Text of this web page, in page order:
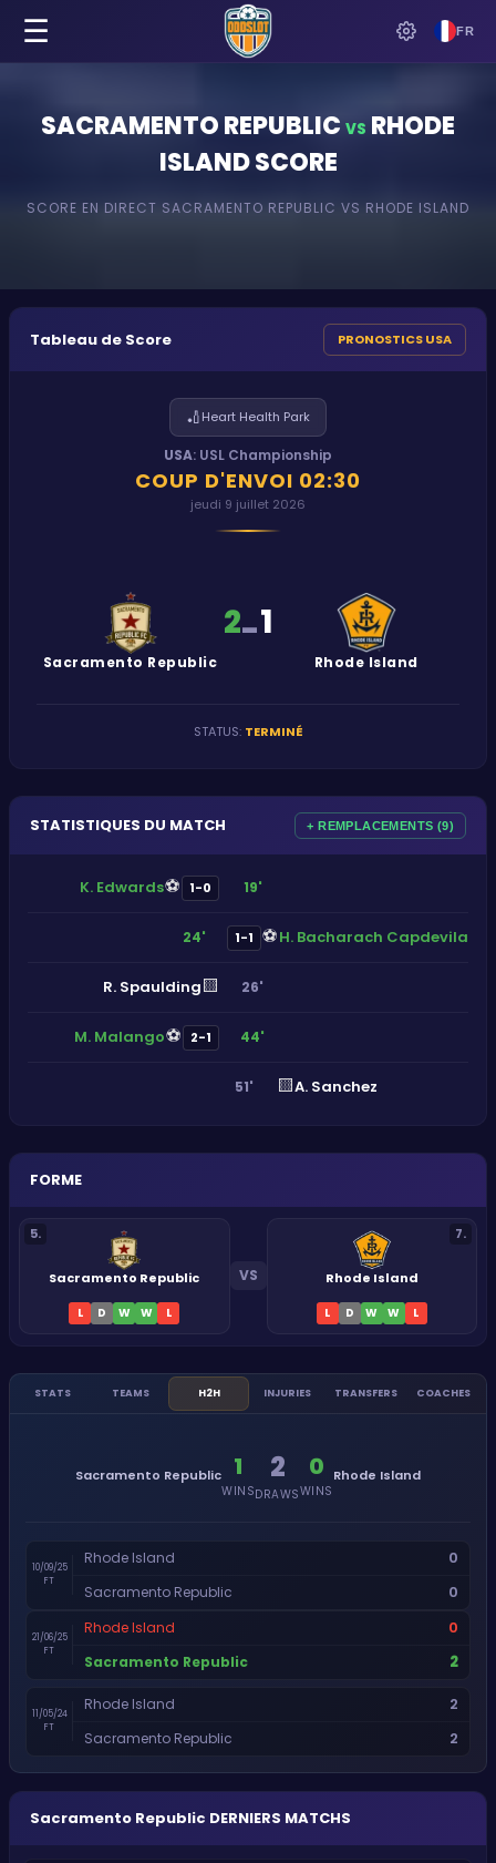
FR
☰
SACRAMENTO REPUBLIC VS RHODE
ISLANDSCORE
SCORE EN DIRECT SACRAMENTO REPUBLIC VS RHODE ISLAND
Tableau de Score PRONOSTICS USA
🏏Heart Health Park
USA: USL Championship
COUP D'ENVOI 02:30
jeudi 9 juillet 2026
Sacramento Republic
2-1
Rhode Island
STATUS: TERMINÉ
STATISTIQUES DU MATCH + REMPLACEMENTS (9)
K. Edwards⚽ 1-0 19'
24' 1-1 ⚽H. Bacharach Capdevila
R. Spaulding🟨 26'
M. Malango⚽ 2-1 44'
51' 🟨A. Sanchez
FORME
5.
Sacramento Republic
L D W W L
VS
7.
Rhode Island
L D W W L
STATS TEAMS H2H INJURIES TRANSFERS COACHES
Sacramento Republic 1
WINS
2
DRAWS
0
WINS
Rhode Island
10/09/25
FT
Rhode Island 0
Sacramento Republic 0
21/06/25
FT
Rhode Island 0
Sacramento Republic 2
11/05/24
FT
Rhode Island 2
Sacramento Republic 2
Sacramento Republic DERNIERS MATCHS